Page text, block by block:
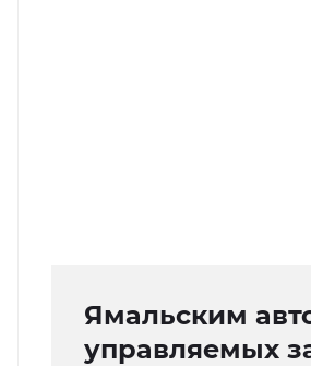
Ямальским
управляемых